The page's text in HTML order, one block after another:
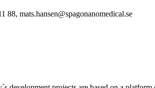
mats.hansen@spagonanomedical.se